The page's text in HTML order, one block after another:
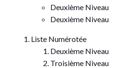
Deuxième Niveau
Deuxième Niveau
Liste Numérotée
Deuxième Niveau
Troisième Niveau